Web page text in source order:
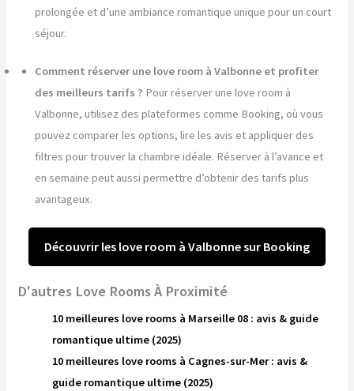
prolongée et d’une ambiance romantique unique pour un court
séjour.
Comment réserver une love room à Valbonne et profiter
des meilleurs tarifs ? Pour réserver une love room à
Valbonne, utilisez des plateformes comme Booking, où vous
pouvez comparer les options, lire les avis et appliquer des
filtres pour trouver la chambre idéale. Réserver à l’avance et
en semaine peut aussi permettre d’obtenir des tarifs plus
avantageux.
Découvrir les love room à Valbonne sur Booking
D'autres Love Rooms À Proximité
10 meilleures love rooms à Marseille 08 : avis & guide
romantique ultime (2025)
10 meilleures love rooms à Cagnes-sur-Mer : avis &
guide romantique ultime (2025)